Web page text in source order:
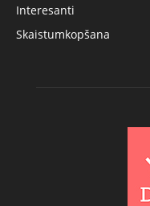
Interesanti
Skaistumkopšana